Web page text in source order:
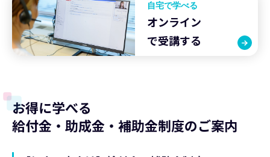
自宅で学べる
オンライン
で受講する
お得に学べる
給付金・助成金・補助金制度のご案内